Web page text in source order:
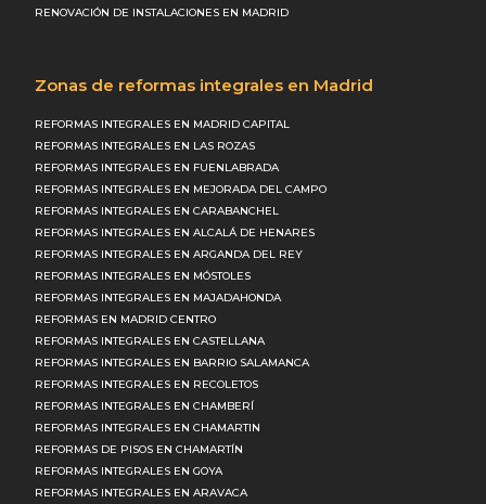
RENOVACIÓN DE INSTALACIONES EN MADRID
Zonas de reformas integrales en Madrid
REFORMAS INTEGRALES EN MADRID CAPITAL
REFORMAS INTEGRALES EN LAS ROZAS
REFORMAS INTEGRALES EN FUENLABRADA
REFORMAS INTEGRALES EN MEJORADA DEL CAMPO
REFORMAS INTEGRALES EN CARABANCHEL
REFORMAS INTEGRALES EN ALCALÁ DE HENARES
REFORMAS INTEGRALES EN ARGANDA DEL REY
REFORMAS INTEGRALES EN MÓSTOLES
REFORMAS INTEGRALES EN MAJADAHONDA
REFORMAS EN MADRID CENTRO
REFORMAS INTEGRALES EN CASTELLANA
REFORMAS INTEGRALES EN BARRIO SALAMANCA
REFORMAS INTEGRALES EN RECOLETOS
REFORMAS INTEGRALES EN CHAMBERÍ
REFORMAS INTEGRALES EN CHAMARTIN
REFORMAS DE PISOS EN CHAMARTÍN
REFORMAS INTEGRALES EN GOYA
REFORMAS INTEGRALES EN ARAVACA